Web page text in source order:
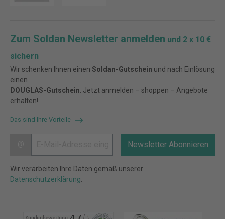
Zum Soldan Newsletter anmelden und 2 x 10 €
sichern
Wir schenken Ihnen einen Soldan-Gutschein und nach Einlösung
einen
DOUGLAS-Gutschein . Jetzt anmelden – shoppen – Angebote
erhalten!
Das sind Ihre Vorteile
Newsletter Abonnieren
Wir verarbeiten Ihre Daten gemäß unserer
Datenschutzerklärung